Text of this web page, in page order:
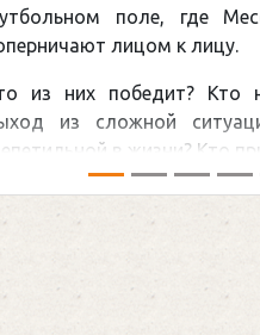
поле, где Месси и
лицом к лицу.
победит? Кто найдет
сложной ситуации на
в жизни? Кто принесет